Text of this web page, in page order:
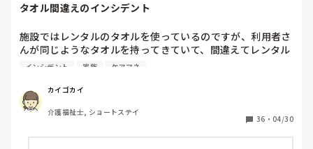
全く慣れない。ましてや麻痺の方は、意思疎通が1人もいな
しかし、今の利用者の方達は、体重ありすぎでございます。
パッド交換の時は、2人介助入りますが、1人トランスもあり
に、立つ気がない片麻痺の利用者、体重ありすぎ。体も大き
い。
したら飲水介助とかさせていたけど。その未経験の人が、有
タオル間違えのインシデント
施設ではレンタルのタオルを使っているのですが、利用者さ
んが同じようなタオルを持ってきていて、間違えてレンタル
業者に出してしまいました。
本人と家族とケアマネとレンタル業者に謝罪して、インシデ
ントを書きましたが、対策って何？
インシデント 家族 ケアマネ
カイゴカイ
介護福祉士, ショートステイ
36 ・ 04/30